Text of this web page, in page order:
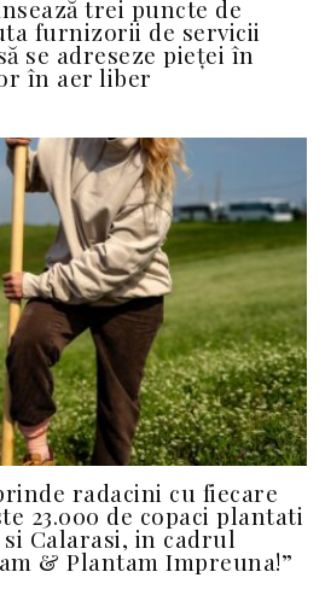
trei puncte de
furnizorii de servicii
se adreseze pieței în
în aer liber
radacini cu fiecare
23.000 de copaci plantati
Calarasi, in cadrul
& Plantam Impreuna!”